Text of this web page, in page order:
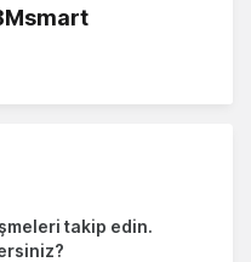
takip edin.